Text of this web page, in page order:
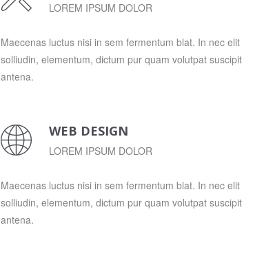
LOREM IPSUM DOLOR
Maecenas luctus nisi in sem fermentum blat. In nec elit
solliudin, elementum, dictum pur quam volutpat suscipit
antena.
WEB DESIGN
LOREM IPSUM DOLOR
Maecenas luctus nisi in sem fermentum blat. In nec elit
solliudin, elementum, dictum pur quam volutpat suscipit
antena.